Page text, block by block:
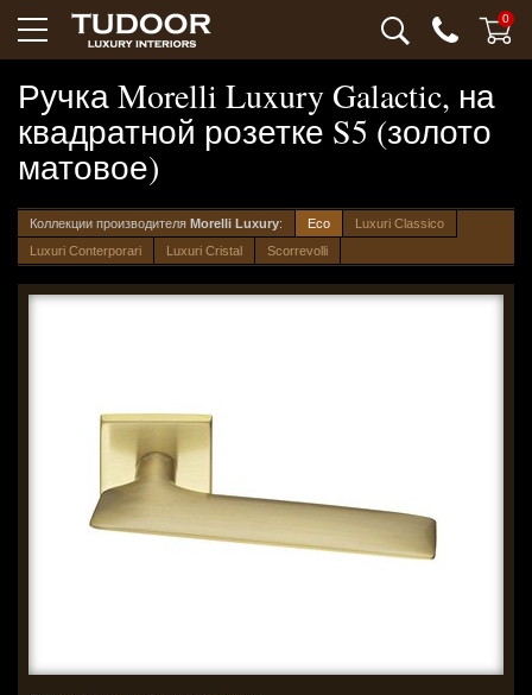
0
Ручка Morelli Luxury Galactic, на
квадратной розетке S5 (золото
матовое)
Коллекции производителя Morelli Luxury: Eco
Luxuri Classico
Luxuri Conterporari
Luxuri Cristal Scorrevolli